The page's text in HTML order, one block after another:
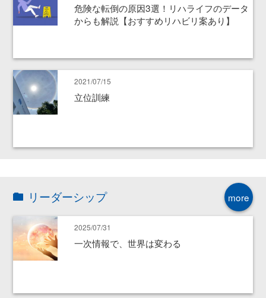
危険な転倒の原因3選！リハライフのデータ
からも解説【おすすめリハビリ案あり】
2021/07/15
立位訓練
more
リーダーシップ
2025/07/31
一次情報で、世界は変わる